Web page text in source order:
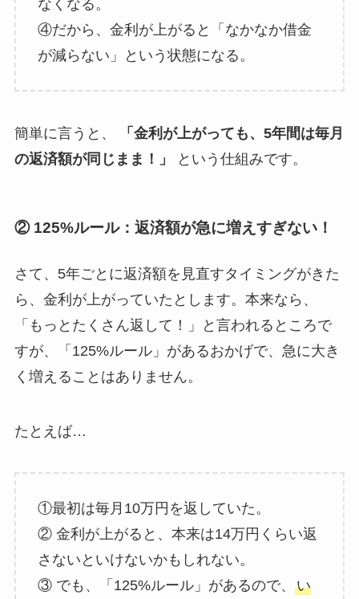
なくなる。
④だから、金利が上がると「なかなか借金
が減らない」という状態になる。
簡単に言うと、
「金利が上がっても、5年間は毎月
の返済額が同じまま！」
という仕組みです。
② 125%ルール：返済額が急に増えすぎない！
さて、5年ごとに返済額を見直すタイミングがきた
ら、金利が上がっていたとします。本来なら、
「もっとたくさん返して！」と言われるところで
すが、「125%ルール」があるおかげで、急に大き
く増えることはありません。
たとえば…
①最初は毎月10万円を返していた。
② 金利が上がると、本来は14万円くらい返
さないといけないかもしれない。
③ でも、「125%ルール」があるので、 い